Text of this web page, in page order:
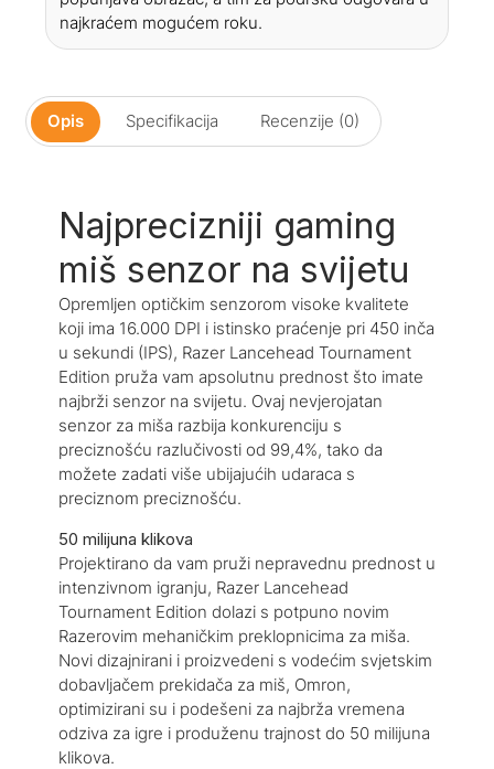
najkraćem mogućem roku.
Opis Specifikacija Recenzije (0)
Najprecizniji gaming
miš senzor na svijetu
Opremljen optičkim senzorom visoke kvalitete
koji ima 16.000 DPI i istinsko praćenje pri 450 inča
u sekundi (IPS), Razer Lancehead Tournament
Edition pruža vam apsolutnu prednost što imate
najbrži senzor na svijetu. Ovaj nevjerojatan
senzor za miša razbija konkurenciju s
preciznošću razlučivosti od 99,4%, tako da
možete zadati više ubijajućih udaraca s
preciznom preciznošću.
50 milijuna klikova
Projektirano da vam pruži nepravednu prednost u
intenzivnom igranju, Razer Lancehead
Tournament Edition dolazi s potpuno novim
Razerovim mehaničkim preklopnicima za miša.
Novi dizajnirani i proizvedeni s vodećim svjetskim
dobavljačem prekidača za miš, Omron,
optimizirani su i podešeni za najbrža vremena
odziva za igre i produženu trajnost do 50 milijuna
klikova.